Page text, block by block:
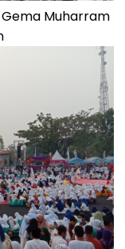
Muharram